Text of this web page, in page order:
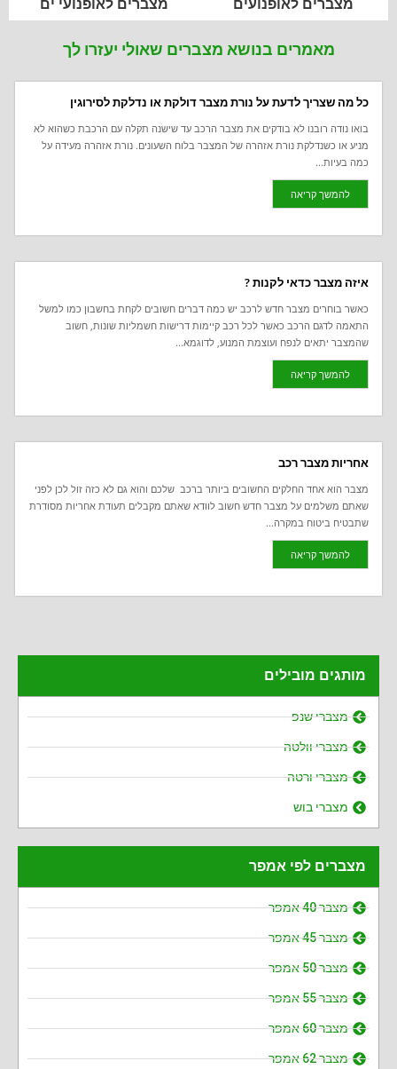
מותגים מובילים
מצברי שנפ
מצברי וולטה
מצברי ורטה
מצברי בוש
מצברים לפי אמפר
מצבר 40 אמפר
מצבר 45 אמפר
מצבר 50 אמפר
מצבר 55 אמפר
מצבר 60 אמפר
מצבר 62 אמפר
מצברים לאופנועים מצברים לאופנועי ים
מאמרים בנושא מצברים שאולי יעזרו לך
כל מה שצריך לדעת על נורת מצבר דולקת או נדלקת לסירוגין
בואו נודה רובנו לא בודקים את מצבר הרכב עד שישנה תקלה עם הרכבת כשהוא לא
מניע או כשנדלקת נורת אזהרה של המצבר בלוח השעונים. נורת אזהרה מעידה על
כמה בעיות...
להמשך קריאה
איזה מצבר כדאי לקנות ?
כאשר בוחרים מצבר חדש לרכב יש כמה דברים חשובים לקחת בחשבון כמו למשל
התאמה לדגם הרכב כאשר לכל רכב קיימות דרישות חשמליות שונות, חשוב
שהמצבר יתאים לנפח ועוצמת המנוע, לדוגמא...
להמשך קריאה
אחריות מצבר רכב
מצבר הוא אחד החלקים החשובים ביותר ברכב שלכם והוא גם לא כזה זול לכן לפני
שאתם משלמים על מצבר חדש חשוב לוודא שאתם מקבלים תעודת אחריות מסודרת
שתבטיח ביטוח במקרה...
להמשך קריאה